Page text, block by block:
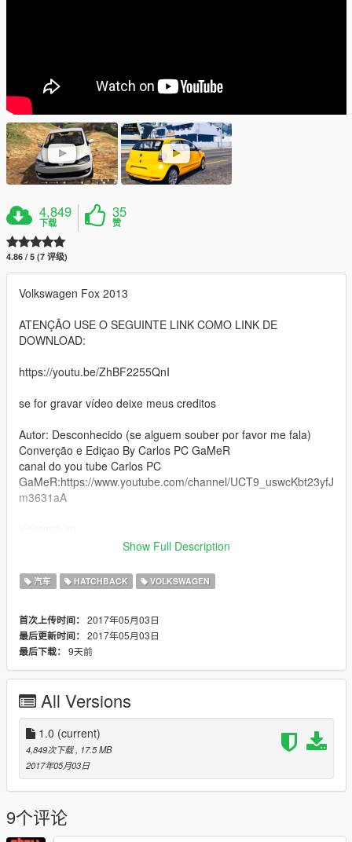
4,849
下载
35
赞
4.86 / 5 (7 评级)
Volkswagen Fox 2013
ATENÇÃO USE O SEGUINTE LINK COMO LINK DE
DOWNLOAD:
https://youtu.be/ZhBF2255QnI
se for gravar vídeo deixe meus creditos
Autor: Desconhecido (se alguem souber por favor me fala)
Converção e Ediçao By Carlos PC GaMeR
canal do you tube Carlos PC
GaMeR:https://www.youtube.com/channel/UCT9_uswcKbt23yfJ
m3631aA
substitui o carro :blista
\update\x64\dlcpacks\patchday1ng\dlc.rpf\x64\levels\gta5\vehic
les.rpf\
Peço educação, respeite o trabalho dos outros...
OBRIGADO POR BAIXAREM
Show Full Description
汽车 HATCHBACK VOLKSWAGEN
首次上传时间： 2017年05月03日
最后更新时间： 2017年05月03日
最后下载： 9天前
All Versions
1.0 (current)
4,849次下载, 17.5 MB
2017年05月03日
9个评论